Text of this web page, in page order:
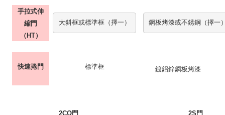
手拉式伸
縮門
（HT）
大斜框或標準框（擇一） 鋼板烤漆或不銹鋼（擇一
快速捲門 標準框 鍍鋁鋅鋼板烤漆
2CO門 2S門